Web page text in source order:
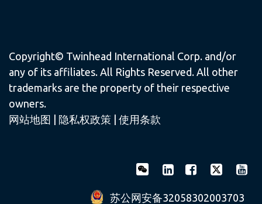
Copyright© Twinhead International Corp. and/or
any of its affiliates. All Rights Reserved. All other
trademarks are the property of their respective
owners.
网站地图
隐私权政策 使用条款
苏公网安备32058302003703